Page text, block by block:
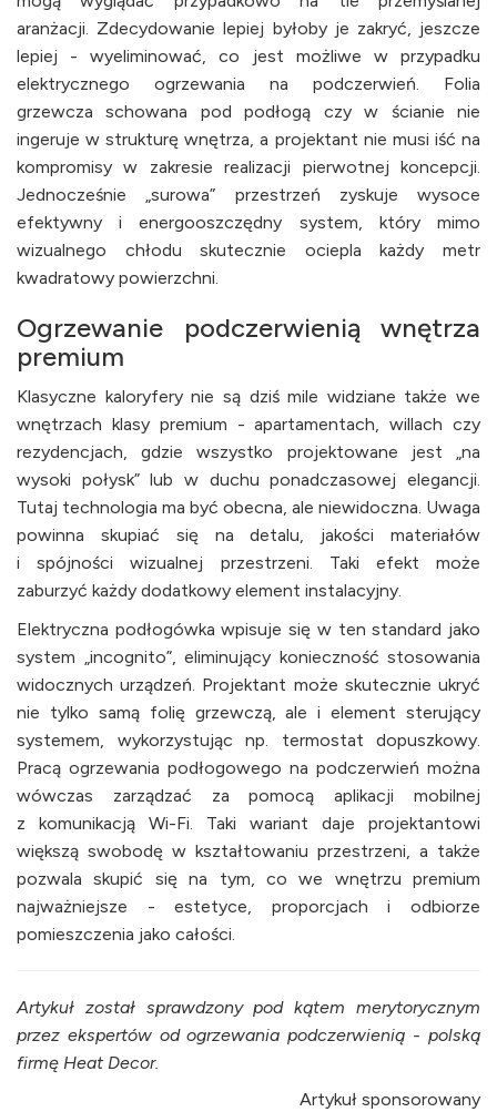
aranżacji. Zdecydowanie lepiej byłoby je zakryć, jeszcze
lepiej - wyeliminować, co jest możliwe w przypadku
elektrycznego ogrzewania na podczerwień. Folia
grzewcza schowana pod podłogą czy w ścianie nie
ingeruje w strukturę wnętrza, a projektant nie musi iść na
kompromisy w zakresie realizacji pierwotnej koncepcji.
Jednocześnie „surowa” przestrzeń zyskuje wysoce
efektywny i energooszczędny system, który mimo
wizualnego chłodu skutecznie ociepla każdy metr
kwadratowy powierzchni.
Ogrzewanie podczerwienią wnętrza
premium
Klasyczne kaloryfery nie są dziś mile widziane także we
wnętrzach klasy premium - apartamentach, willach czy
rezydencjach, gdzie wszystko projektowane jest „na
wysoki połysk” lub w duchu ponadczasowej elegancji.
Tutaj technologia ma być obecna, ale niewidoczna. Uwaga
powinna skupiać się na detalu, jakości materiałów
i spójności wizualnej przestrzeni. Taki efekt może
zaburzyć każdy dodatkowy element instalacyjny.
Elektryczna podłogówka wpisuje się w ten standard jako
system „incognito”, eliminujący konieczność stosowania
widocznych urządzeń. Projektant może skutecznie ukryć
nie tylko samą folię grzewczą, ale i element sterujący
systemem, wykorzystując np. termostat dopuszkowy.
Pracą ogrzewania podłogowego na podczerwień można
wówczas zarządzać za pomocą aplikacji mobilnej
z komunikacją Wi-Fi. Taki wariant daje projektantowi
większą swobodę w kształtowaniu przestrzeni, a także
pozwala skupić się na tym, co we wnętrzu premium
najważniejsze - estetyce, proporcjach i odbiorze
pomieszczenia jako całości.
Artykuł został sprawdzony pod kątem merytorycznym
przez ekspertów od ogrzewania podczerwienią - polską
firmę Heat Decor.
Artykuł sponsorowany